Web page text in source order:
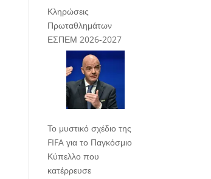
Κληρώσεις
Πρωταθλημάτων
ΕΣΠΕΜ 2026-2027
Το μυστικό σχέδιο της
FIFA για το Παγκόσμιο
Κύπελλο που
κατέρρευσε